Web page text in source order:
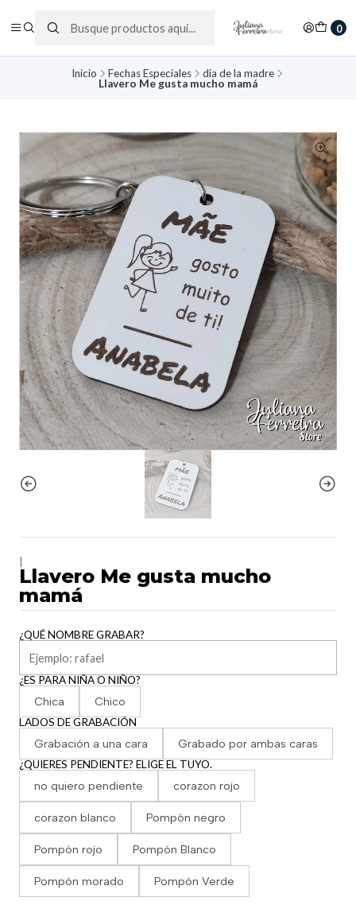
0
Inicio Fechas Especiales
dia de la madre
Llavero Me gusta mucho mamá
Llavero Me gusta mucho
mamá
¿QUÉ NOMBRE GRABAR?
¿ES PARA NIÑA O NIÑO?
Chica Chico
LADOS DE GRABACIÓN
Grabación a una cara Grabado por ambas caras
¿QUIERES PENDIENTE? ELIGE EL TUYO.
no quiero pendiente corazon rojo
corazon blanco Pompón negro
Pompón rojo Pompón Blanco
Pompón morado Pompón Verde